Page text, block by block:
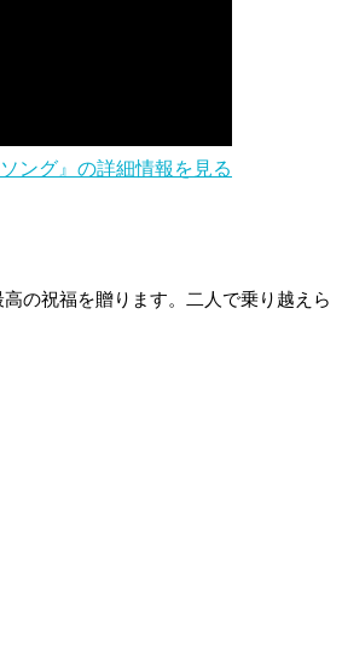
ング』の詳細情報を見る
の祝福を贈ります。二人で乗り越えら